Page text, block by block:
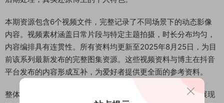
本期资源包含6个视频文件，完整记录了不同场景下的动态影像
内容。视频素材涵盖日常片段与特定主题拍摄，时长分布均匀，
内容编排具有连贯性。所有资料均更新至2025年8月25日，为目
前该系列最新发布的完整图集资源。这些视频资料与博主在抖音
平台发布的内容形成互补，为爱好者提供更全面的参考资料。
整体而言，该图集资源具有较高的内容一致性和观赏性，既展现